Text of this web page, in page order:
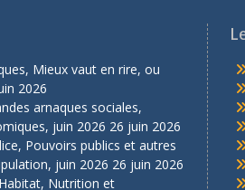
Mieux vaut en rire, ou
2026
arnaques sociales,
juin 2026 26 juin 2026
Pouvoirs publics et autres
juin 2026 26 juin 2026
Nutrition et